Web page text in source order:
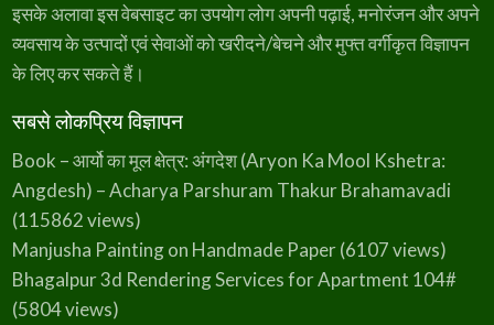
इसके अलावा इस वेबसाइट का उपयोग लोग अपनी पढ़ाई, मनोरंजन और अपने
व्यवसाय के उत्पादों एवं सेवाओं को खरीदने/बेचने और मुफ्त वर्गीकृत विज्ञापन
के लिए कर सकते हैं।
सबसे लोकप्रिय विज्ञापन
Book – आर्यो का मूल क्षेत्र: अंगदेश (Aryon Ka Mool Kshetra:
Angdesh) – Acharya Parshuram Thakur Brahamavadi
(115862 views)
Manjusha Painting on Handmade Paper(6107 views)
Bhagalpur 3d Rendering Services for Apartment 104#
(5804 views)